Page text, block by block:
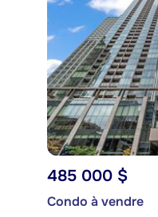
485 000 $
Condo à vendre